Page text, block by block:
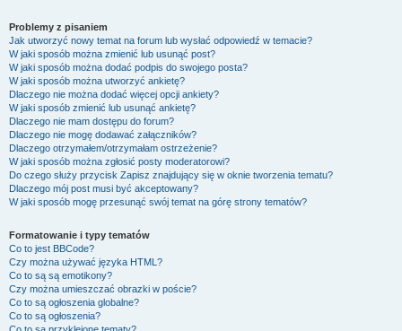
Problemy z pisaniem
Jak utworzyć nowy temat na forum lub wysłać odpowiedź w temacie?
W jaki sposób można zmienić lub usunąć post?
W jaki sposób można dodać podpis do swojego posta?
W jaki sposób można utworzyć ankietę?
Dlaczego nie można dodać więcej opcji ankiety?
W jaki sposób zmienić lub usunąć ankietę?
Dlaczego nie mam dostępu do forum?
Dlaczego nie mogę dodawać załączników?
Dlaczego otrzymałem/otrzymałam ostrzeżenie?
W jaki sposób można zgłosić posty moderatorowi?
Do czego służy przycisk Zapisz znajdujący się w oknie tworzenia tematu?
Dlaczego mój post musi być akceptowany?
W jaki sposób mogę przesunąć swój temat na górę strony tematów?
Formatowanie i typy tematów
Co to jest BBCode?
Czy można używać języka HTML?
Co to są są emotikony?
Czy można umieszczać obrazki w poście?
Co to są ogłoszenia globalne?
Co to są ogłoszenia?